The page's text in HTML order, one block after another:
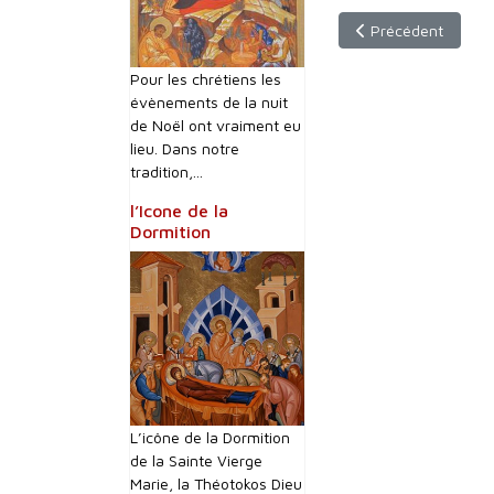
Pour les chrétiens les
évènements de la nuit
de Noël ont vraiment eu
lieu. Dans notre
tradition,...
l’Icone de la
Dormition
L’icône de la Dormition
de la Sainte Vierge
Marie, la Théotokos Dieu
Article précédent :
Précédent